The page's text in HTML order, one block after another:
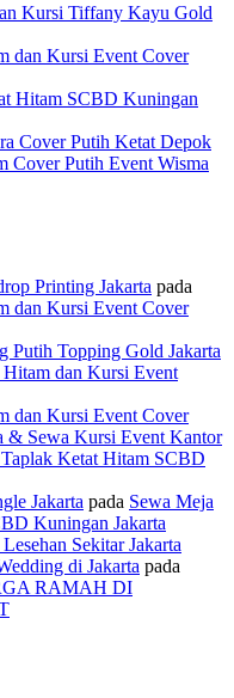
Kursi Tiffany Kayu Gold
dan Kursi Event Cover
Hitam SCBD Kuningan
Cover Putih Ketat Depok
Cover Putih Event Wisma
Printing Jakarta pada
dan Kursi Event Cover
Putih Topping Gold Jakarta
dan Kursi Event
dan Kursi Event Cover
& Sewa Kursi Event Kantor
Ketat Hitam SCBD
Jakarta pada Sewa Meja
Kuningan Jakarta
Sekitar Jakarta
di Jakarta pada
RAMAH DI